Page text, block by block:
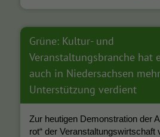
Grüne: Kultur- und
Veranstaltungsbranche hat
auch in Niedersachsen mehr
Unterstützung verdient
Zur heutigen Demonstration der
rot“ der Veranstaltungswirtschaft